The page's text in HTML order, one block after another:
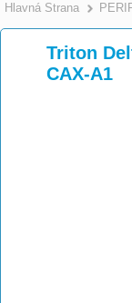
Hlavná Strana
Triton
CAX-A1